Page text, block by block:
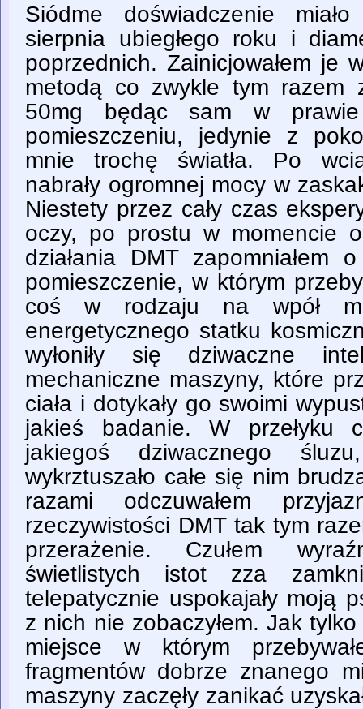
Siódme doświadczenie
sierpnia ubiegłego roku i
poprzednich. Zainicjowałem je
metodą co zwykle tym razem
50mg będąc sam w prawie
pomieszczeniu, jedynie z
mnie trochę światła. Po
nabrały ogromnej mocy w
Niestety przez cały czas
oczy, po prostu w momencie
działania DMT zapomniałem
pomieszczenie, w którym
coś w rodzaju na wpół
energetycznego statku
wyłoniły się dziwaczne
mechaniczne maszyny, które
ciała i dotykały go swoimi
jakieś badanie. W przełyku
jakiegoś dziwacznego
wykrztuszało całe się nim
razami odczuwałem
rzeczywistości DMT tak tym
przerażenie. Czułem
świetlistych istot zza
telepatycznie uspokajały moją
z nich nie zobaczyłem. Jak tylko
miejsce w którym
fragmentów dobrze znanego
maszyny zaczęły zanikać